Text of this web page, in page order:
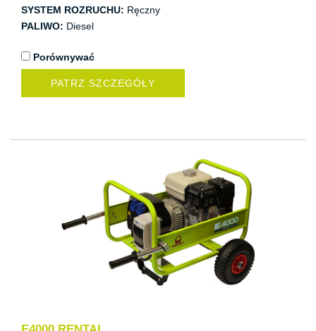
SYSTEM ROZRUCHU: Ręczny
PALIWO: Diesel
Porównywać
PATRZ SZCZEGÓŁY